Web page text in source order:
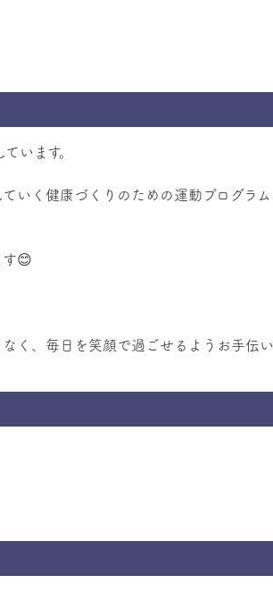
います。
いく健康づくりのための運動プログラム
す😊
く、毎日を笑顔で過ごせるようお手伝い